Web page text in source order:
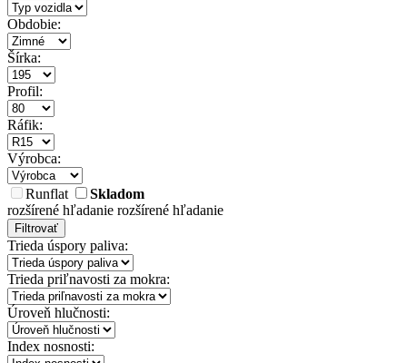
Obdobie:
Šírka:
Profil:
Ráfik:
Výrobca:
Runflat
Skladom
rozšírené hľadanie rozšírené hľadanie
Filtrovať
Trieda úspory paliva:
Trieda priľnavosti za mokra:
Úroveň hlučnosti:
Index nosnosti: